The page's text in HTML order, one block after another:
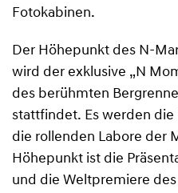
Fotokabinen.
Der Höhepunkt des N-
wird der exklusive „N
des berühmten
stattfindet. Es werden
die rollenden Labore der
Höhepunkt ist die
und die Weltpremiere